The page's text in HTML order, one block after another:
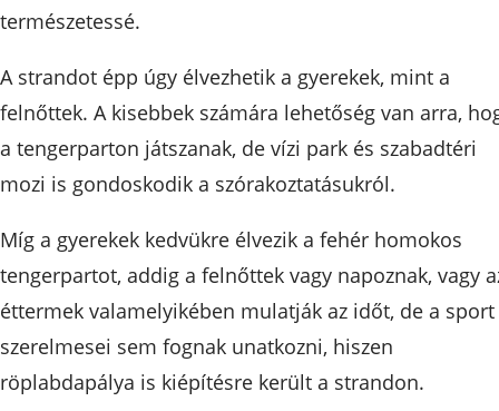
természetessé.
A strandot épp úgy élvezhetik a gyerekek, mint a
felnőttek. A kisebbek számára lehetőség van arra,
a tengerparton játszanak, de vízi park és szabadtéri
mozi is gondoskodik a szórakoztatásukról.
Míg a gyerekek kedvükre élvezik a fehér homokos
tengerpartot, addig a felnőttek vagy napoznak, vagy
éttermek valamelyikében mulatják az időt, de a sport
szerelmesei sem fognak unatkozni, hiszen
röplabdapálya is kiépítésre került a strandon.